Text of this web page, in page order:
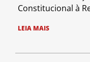
Constitucional à
LEIA MAIS